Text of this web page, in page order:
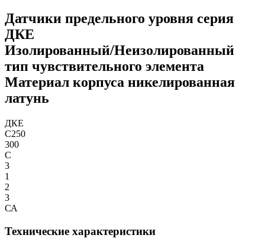
Датчики предельного уровня серия
ДКЕ
Изолированный/Неизолированный
тип чувствительного элемента
Материал корпуса никелированная
латунь
ДКЕ
С250
300
С
3
1
2
3
СА
Технические характеристики